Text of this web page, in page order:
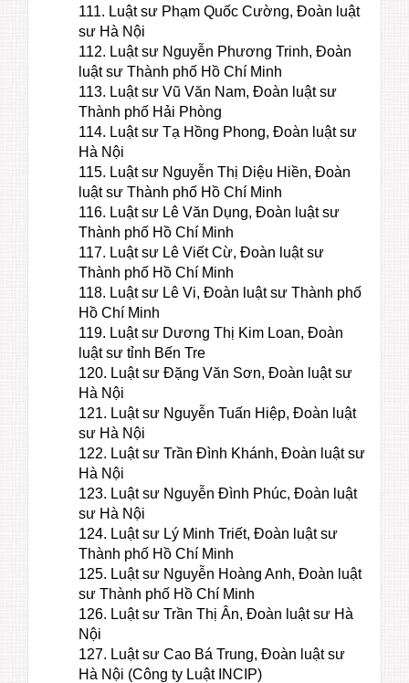
111. Luật sư Phạm Quốc Cường, Đoàn luật
sư Hà Nội
112. Luật sư Nguyễn Phương Trinh, Đoàn
luật sư Thành phố Hồ Chí Minh
113. Luật sư Vũ Văn Nam, Đoàn luật sư
Thành phố Hải Phòng
114. Luật sư Tạ Hồng Phong, Đoàn luật sư
Hà Nội
115. Luật sư Nguyễn Thị Diệu Hiền, Đoàn
luật sư Thành phố Hồ Chí Minh
116. Luật sư Lê Văn Dụng, Đoàn luật sư
Thành phố Hồ Chí Minh
117. Luật sư Lê Viết Cừ, Đoàn luật sư
Thành phố Hồ Chí Minh
118. Luật sư Lê Vi, Đoàn luật sư Thành phố
Hồ Chí Minh
119. Luật sư Dương Thị Kim Loan, Đoàn
luật sư tỉnh Bến Tre
120. Luật sư Đặng Văn Sơn, Đoàn luật sư
Hà Nội
121. Luật sư Nguyễn Tuấn Hiệp, Đoàn luật
sư Hà Nội
122. Luật sư Trần Đình Khánh, Đoàn luật sư
Hà Nội
123. Luật sư Nguyễn Đình Phúc, Đoàn luật
sư Hà Nội
124. Luật sư Lý Minh Triết, Đoàn luật sư
Thành phố Hồ Chí Minh
125. Luật sư Nguyễn Hoàng Anh, Đoàn luật
sư Thành phố Hồ Chí Minh
126. Luật sư Trần Thị Ân, Đoàn luật sư Hà
Nội
127. Luật sư Cao Bá Trung, Đoàn luật sư
Hà Nội (Công ty Luật INCIP)